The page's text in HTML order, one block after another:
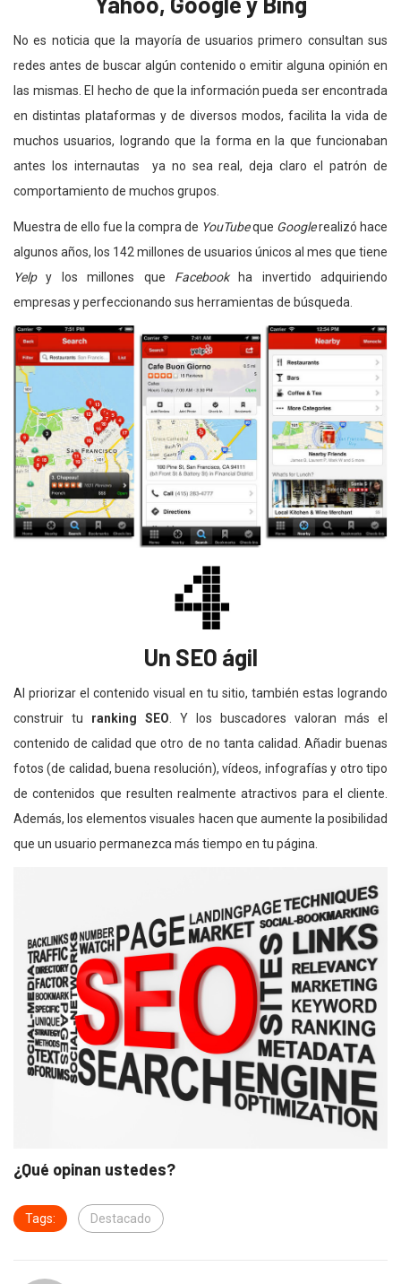
No es noticia que la mayoría de usuarios primero consultan sus
redes antes de buscar algún contenido o emitir alguna opinión en
las mismas. El hecho de que la información pueda ser encontrada
en distintas plataformas y de diversos modos, facilita la vida de
muchos usuarios, logrando que la forma en la que funcionaban
antes los internautas ya no sea real, deja claro el patrón de
comportamiento de muchos grupos.
Muestra de ello fue la compra de YouTubeque Googlerealizó hace
algunos años, los 142 millones de usuarios únicos al mes que tiene
Yelpy los millones que Facebookha invertido adquiriendo
empresas y perfeccionando sus herramientas de búsqueda.
Un SEO ágil
Al priorizar el contenido visual en tu sitio, también estas logrando
construir tu ranking SEO . Y los buscadores valoran más el
contenido de calidad que otro de no tanta calidad. Añadir buenas
fotos (de calidad, buena resolución), vídeos, infografías y otro tipo
de contenidos que resulten realmente atractivos para el cliente.
Además, los elementos visuales hacen que aumente la posibilidad
que un usuario permanezca más tiempo en tu página.
¿Qué opinan ustedes?
Tags: Destacado